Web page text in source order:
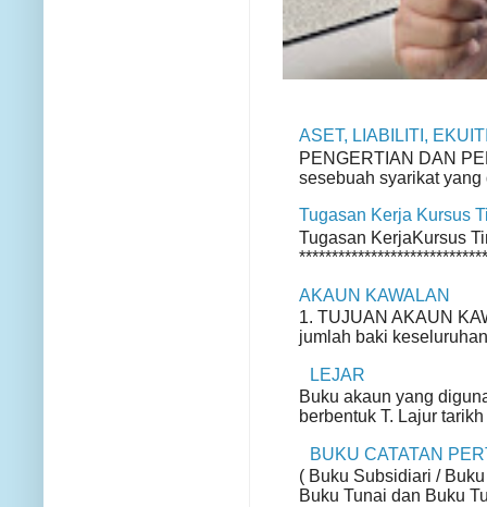
ASET, LIABILITI,
PENGERTIAN DAN
sesebuah syarikat
Tugasan Kerja Kursus
Tugasan KerjaKursus
AKAUN KAWALAN
1. TUJUAN AKAUN
jumlah baki
LEJAR
Buku akaun yang
berbentuk T. Lajur
BUKU CATATAN
( Buku Subsidiari /
Buku Tunai dan Buku